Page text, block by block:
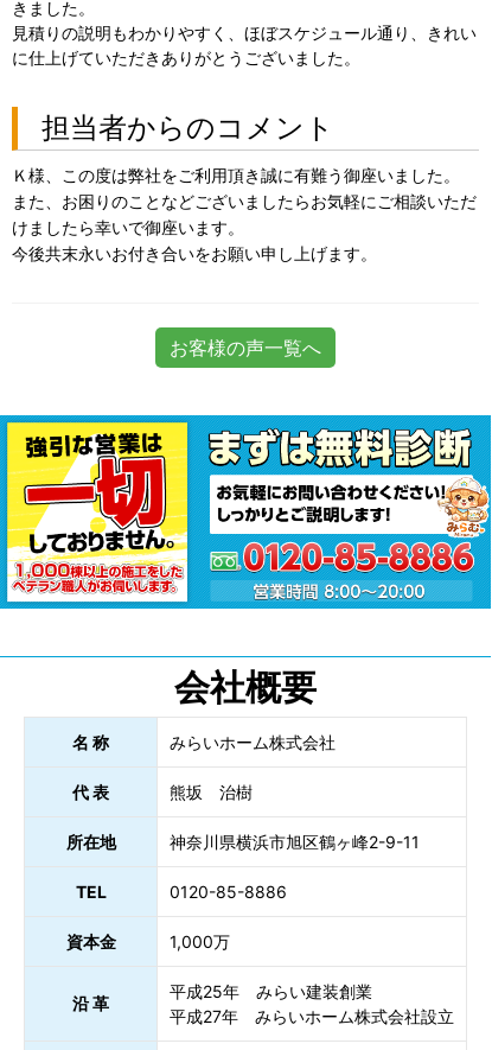
きました。
見積りの説明もわかりやすく、ほぼスケジュール通り、きれい
に仕上げていただきありがとうございました。
担当者からのコメント
Ｋ様、この度は弊社をご利用頂き誠に有難う御座いました。
また、お困りのことなどございましたらお気軽にご相談いただ
けましたら幸いで御座います。
今後共末永いお付き合いをお願い申し上げます。
お客様の声一覧へ
会社概要
名 称 みらいホーム株式会社
代 表 熊坂 治樹
所在地 神奈川県横浜市旭区鶴ヶ峰2-9-11
TEL 0120-85-8886
資本金 1,000万
沿 革
平成25年 みらい建装創業
平成27年 みらいホーム株式会社設立